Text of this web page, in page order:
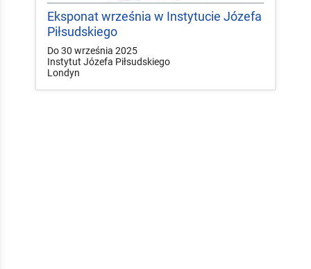
Eksponat września w Instytucie Józefa
Piłsudskiego
Do 30 września 2025
Instytut Józefa Piłsudskiego
Londyn